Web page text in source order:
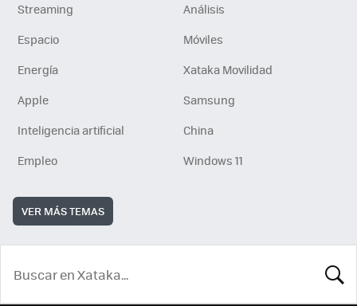
Streaming
Análisis
Espacio
Móviles
Energía
Xataka Movilidad
Apple
Samsung
Inteligencia artificial
China
Empleo
Windows 11
VER MÁS TEMAS